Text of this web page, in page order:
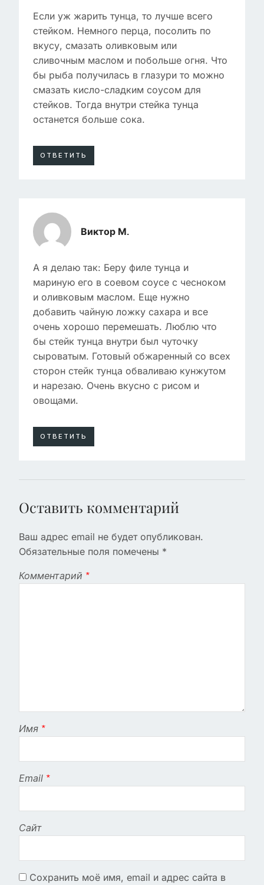
Если уж жарить тунца, то лучше всего
стейком. Немного перца, посолить по
вкусу, смазать оливковым или
сливочным маслом и побольше огня. Что
бы рыба получилась в глазури то можно
смазать кисло-сладким соусом для
стейков. Тогда внутри стейка тунца
останется больше сока.
ОТВЕТИТЬ
Виктор М.
А я делаю так: Беру филе тунца и
мариную его в соевом соусе с чесноком
и оливковым маслом. Еще нужно
добавить чайную ложку сахара и все
очень хорошо перемешать. Люблю что
бы стейк тунца внутри был чуточку
сыроватым. Готовый обжаренный со всех
сторон стейк тунца обваливаю кунжутом
и нарезаю. Очень вкусно с рисом и
овощами.
ОТВЕТИТЬ
Оставить комментарий
Ваш адрес email не будет опубликован.
Обязательные поля помечены *
Комментарий *
Имя *
Email *
Сайт
Сохранить моё имя, email и адрес сайта в